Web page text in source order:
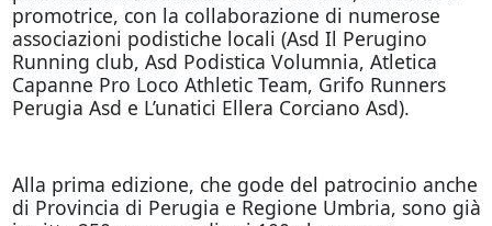
promotrice, con la collaborazione di numerose
associazioni podistiche locali (Asd Il Perugino
Running club, Asd Podistica Volumnia, Atletica
Capanne Pro Loco Athletic Team, Grifo Runners
Perugia Asd e L’unatici Ellera Corciano Asd).
Alla prima edizione, che gode del patrocinio anche
di Provincia di Perugia e Regione Umbria, sono già